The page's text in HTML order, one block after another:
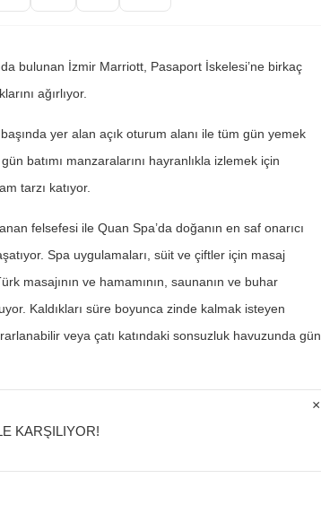
bulunan İzmir Marriott, Pasaport İskelesi’ne birkaç
ağırlıyor.
yer alan açık oturum alanı ile tüm gün yemek
batımı manzaralarını hayranlıkla izlemek için
tarzı katıyor.
felsefesi ile Quan Spa’da doğanın en saf onarıcı
Spa uygulamaları, süit ve çiftler için masaj
masajının ve hamamının, saunanın ve buhar
Kaldıkları süre boyunca zinde kalmak isteyen
veya çatı katındaki sonsuzluk havuzunda gün
KARŞILIYOR!
×